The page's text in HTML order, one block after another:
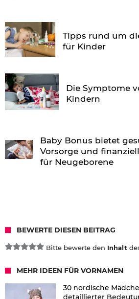
Tipps rund um
für Kinder
Die Symptome
Kindern
Baby Bonus bietet
Vorsorge und
für Neugeborene
BEWERTE DIESEN BEITRAG
Bitte bewerte den Inhalt
MEHR IDEEN FÜR VORNAMEN
30 nordische
detaillierter